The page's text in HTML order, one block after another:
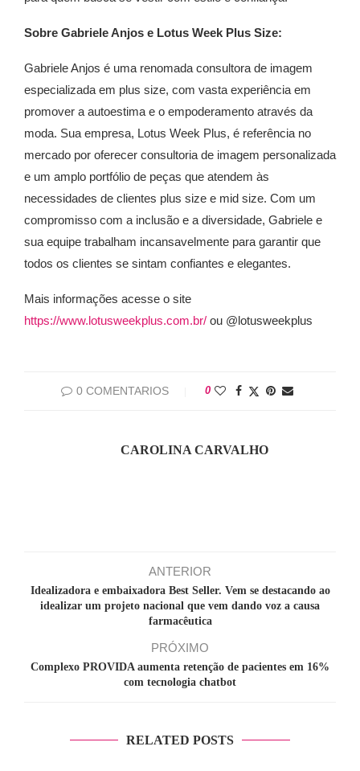
Sobre Gabriele Anjos e Lotus Week Plus Size:
Gabriele Anjos é uma renomada consultora de imagem
especializada em plus size, com vasta experiência em
promover a autoestima e o empoderamento através da
moda. Sua empresa, Lotus Week Plus, é referência no
mercado por oferecer consultoria de imagem personalizada
e um amplo portfólio de peças que atendem às
necessidades de clientes plus size e mid size. Com um
compromisso com a inclusão e a diversidade, Gabriele e
sua equipe trabalham incansavelmente para garantir que
todos os clientes se sintam confiantes e elegantes.
Mais informações acesse o site
https://www.lotusweekplus.com.br/ ou @lotusweekplus
0 COMENTARIOS 0
CAROLINA CARVALHO
ANTERIOR
Idealizadora e embaixadora Best Seller. Vem se destacando ao
idealizar um projeto nacional que vem dando voz a causa
farmacêutica
PRÓXIMO
Complexo PROVIDA aumenta retenção de pacientes em 16%
com tecnologia chatbot
RELATED POSTS